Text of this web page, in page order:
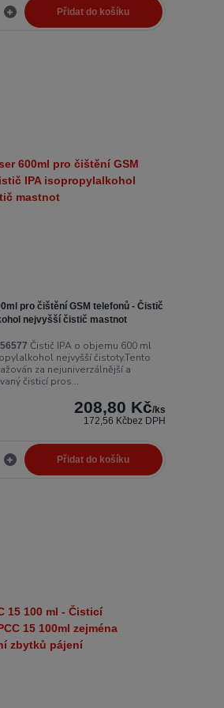
Přidat do košíku
pro čištění GSM telefonů - Čistič
nejvyšší čistič mastnot
56577 Čistič IPA o objemu 600 ml
nejvyšší čistoty.Tento
za nejuniverzálnější a
čisticí pros...
208,80 Kč/ks
172,56 Kčbez DPH
Přidat do košíku